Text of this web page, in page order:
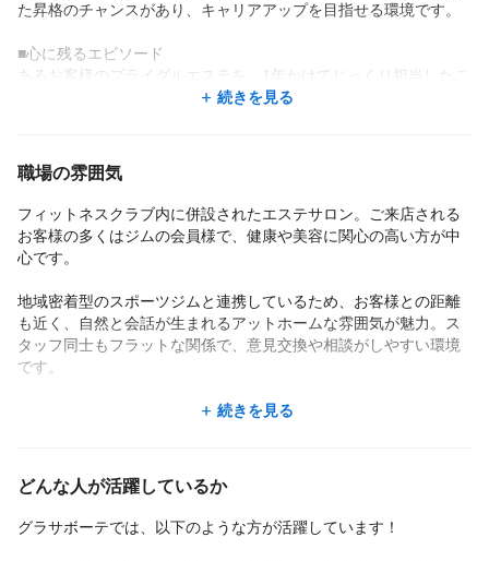
た昇格のチャンスがあり、キャリアアップを目指せる環境です。
■心に残るエピソード
あるお客様のブライダルエステを、1年かけてじっくり担当したこ
とが特に印象に残っています。
姿の後ろ姿が一番のお気に入り」と涙ながらに感謝の言葉をいた
だきました。
結婚式のお写真までいただけたことは、今でも大切な思い出で
す。
スタッフ同士の関係性も良く、年齢差があっても気軽に話せて、
プライベートな相談もできるほどの信頼関係があります。
お子さんのいるパートさんとそのご家族が交流するなど、アット
ホームな雰囲気が根づいています。
■店長から見た、グラサボーテの働きやすさ
平日休みに加え、土日祝の休みも相談OK。お客様の予約が早めに
決まるため、自分の予定が立てやすいのもポイントです。
産休・育休の取得実績も豊富で、時短勤務など柔軟なシフト調整
10時〜14時勤務など、家庭と両立した働き方が実現できます。
続きを見る
職場の雰囲気
フィットネスクラブ内に併設されたエステサロン。ご来店される
お客様の多くはジムの会員様で、健康や美容に関心の高い方が中
心です。
地域密着型のスポーツジムと連携しているため、お客様との距離
も近く、自然と会話が生まれるアットホームな雰囲気が魅力。ス
タッフ同士もフラットな関係で、意見交換や相談がしやすい環境
です。
日々のコミュニケーションを大切にしながら、自分らしく、のび
続きを見る
どんな人が活躍しているか
グラサボーテでは、以下のような方が活躍しています！